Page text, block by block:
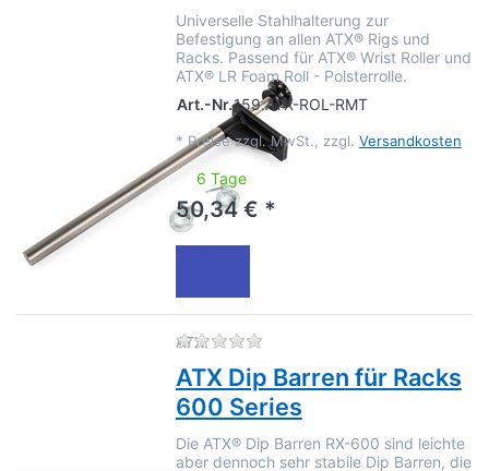
Universelle Stahlhalterung zur
Befestigung an allen ATX® Rigs und
Racks. Passend für ATX® Wrist Roller und
ATX® LR Foam Roll - Polsterrolle.
Art.-Nr.159.ATX-ROL-RMT
* Preise zzgl. MwSt., zzgl. Versandkosten
6 Tage
50,34 € *
ATX Zu diesem Produkt liegen
ATX Dip Barren für Racks
600 Series
Die ATX® Dip Barren RX-600 sind leichte
aber dennoch sehr stabile Dip Barren, die